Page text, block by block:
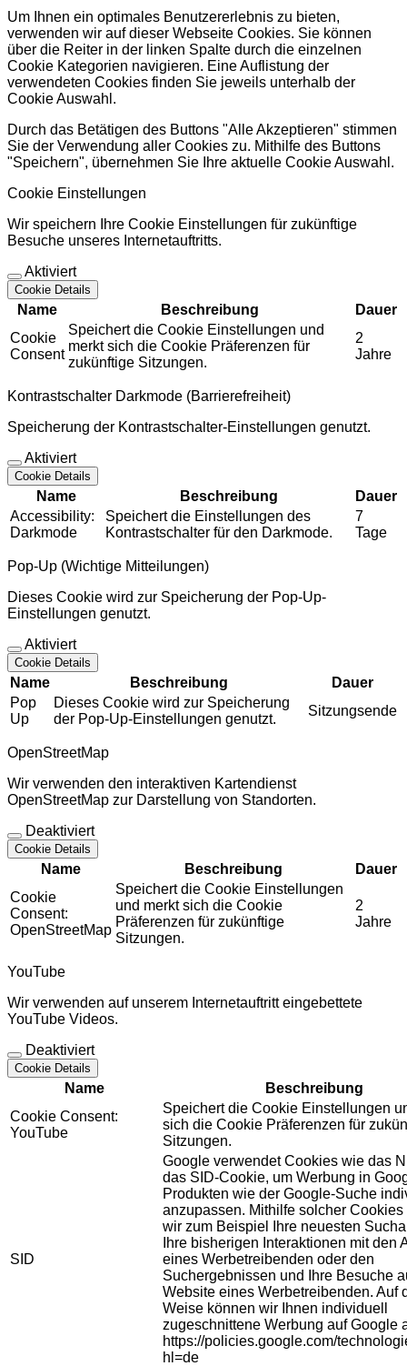
Um Ihnen ein optimales Benutzererlebnis zu bieten,
verwenden wir auf dieser Webseite Cookies. Sie können
über die Reiter in der linken Spalte durch die einzelnen
Cookie Kategorien navigieren. Eine Auflistung der
verwendeten Cookies finden Sie jeweils unterhalb der
Cookie Auswahl.
Durch das Betätigen des Buttons "Alle Akzeptieren" stimmen
Sie der Verwendung aller Cookies zu. Mithilfe des Buttons
"Speichern", übernehmen Sie Ihre aktuelle Cookie Auswahl.
Cookie Einstellungen
Wir speichern Ihre Cookie Einstellungen für zukünftige
Besuche unseres Internetauftritts.
Aktiviert
Cookie Details
Name Beschreibung
Dauer
Cookie
Consent
Speichert die Cookie Einstellungen und
merkt sich die Cookie Präferenzen für
zukünftige Sitzungen.
2
Jahre
Kontrastschalter Darkmode (Barrierefreiheit)
Speicherung der Kontrastschalter-Einstellungen genutzt.
Aktiviert
Cookie Details
Name Beschreibung
Dauer
Accessibility:
Darkmode
Speichert die Einstellungen des
Kontrastschalter für den Darkmode.
7
Tage
Pop-Up (Wichtige Mitteilungen)
Dieses Cookie wird zur Speicherung der Pop-Up-
Einstellungen genutzt.
Aktiviert
Cookie Details
Name Beschreibung
Dauer
Pop
Up
Dieses Cookie wird zur Speicherung
der Pop-Up-Einstellungen genutzt.
Sitzungsende
OpenStreetMap
Wir verwenden den interaktiven Kartendienst
OpenStreetMap zur Darstellung von Standorten.
Deaktiviert
Cookie Details
Name Beschreibung
Dauer
Cookie
Consent:
OpenStreetMap
Speichert die Cookie Einstellungen
und merkt sich die Cookie
Präferenzen für zukünftige
Sitzungen.
2
Jahre
YouTube
Wir verwenden auf unserem Internetauftritt eingebettete
YouTube Videos.
Deaktiviert
Cookie Details
Name
Beschreibung
Cookie Consent:
YouTube
Speichert die Cookie Einstellungen
sich die Cookie Präferenzen für
Sitzungen.
SID
Google verwendet Cookies wie das
das SID-Cookie, um Werbung in
Produkten wie der Google-Suche
anzupassen. Mithilfe solcher Cookies
wir zum Beispiel Ihre neuesten
Ihre bisherigen Interaktionen mit den
eines Werbetreibenden oder den
Suchergebnissen und Ihre Besuche
Website eines Werbetreibenden. Auf
Weise können wir Ihnen individuell
zugeschnittene Werbung auf Google
https://policies.google.com/
hl=de